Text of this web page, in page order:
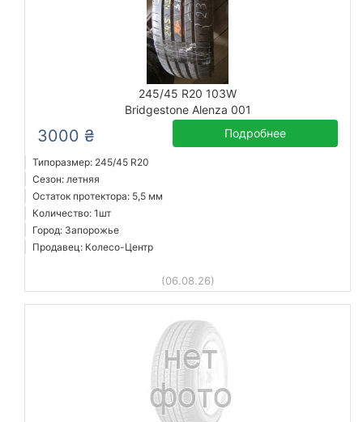
245/45 R20 103W
Bridgestone Alenza 001
3000 ₴ Подробнее
Типоразмер: 245/45 R20
Сезон: летняя
Остаток протектора: 5,5 мм
Количество: 1шт
Город: Запорожье
Продавец: Колесо-Центр
(06.08.26)